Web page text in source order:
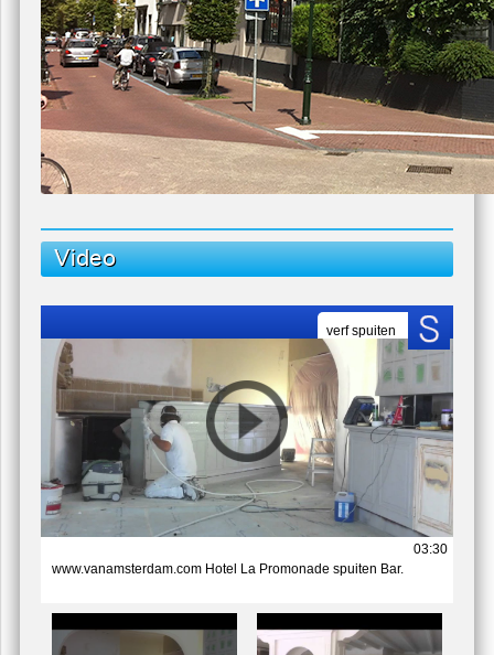
Video
verf spuiten
03:30
www.vanamsterdam.com Hotel La Promonade spuiten Bar.